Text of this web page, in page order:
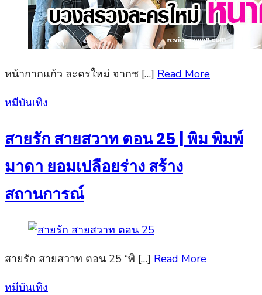
หน้ากากแก้ว ละครใหม่ จากช […] Read More
Posted
หมีบันเทิง
สายรัก สายสวาท ตอน 25 | พิม พิมพ์
มาดา ยอมเปลือยร่าง สร้าง
สถานการณ์
สายรัก สายสวาท ตอน 25 “พิ […] Read More
Posted
หมีบันเทิง